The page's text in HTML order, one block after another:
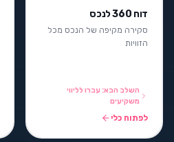
דוח 360 לנכס
סקירה מקיפה של הנכס מכל
הזוויות
השלב הבא: עברו לליווי
משקיעים
לפתוח כלי